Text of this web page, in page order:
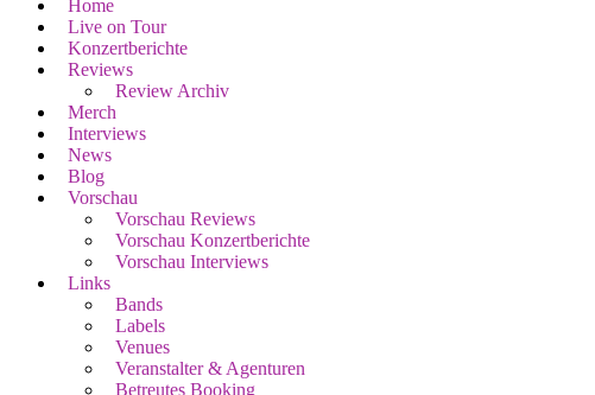
Home
Live on Tour
Konzertberichte
Reviews
Review Archiv
Merch
Interviews
News
Blog
Vorschau
Vorschau Reviews
Vorschau Konzertberichte
Vorschau Interviews
Links
Bands
Labels
Venues
Veranstalter & Agenturen
Betreutes Booking